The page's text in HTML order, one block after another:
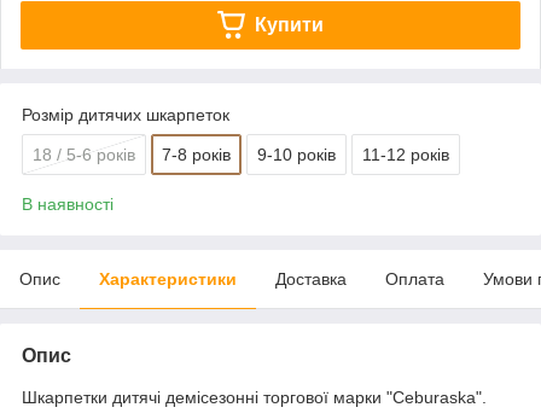
Купити
Розмір дитячих шкарпеток
18 / 5-6 років 7-8 років 9-10 років 11-12 років
В наявності
Опис Характеристики Доставка Оплата Умови
Опис
Шкарпетки дитячі демісезонні торгової марки "Ceburaska".